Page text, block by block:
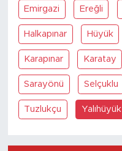
Emirgazi Ereğli
Halkapınar Hüyük
Karapınar Karatay
Sarayönü Selçuklu
Tuzlukçu Yalıhüyük